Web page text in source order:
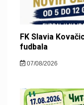
FK Slavia
fudbala
07/08/2026